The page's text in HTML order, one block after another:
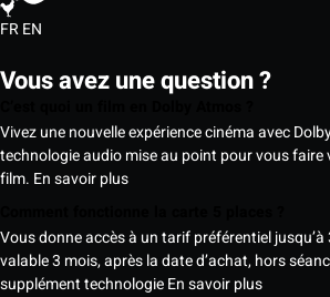
FREN
Vous avez une question ?
Vivez une nouvelle expérience cinéma avec
technologie audio mise au point pour vous
film. En savoir plus
Vous donne accès à un tarif préférentiel
valable 3 mois, après la date d’achat, hors
supplément technologieEn savoir plus